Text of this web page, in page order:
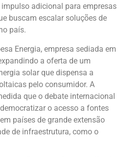
adicional para empresas
buscam escalar soluções de
país.
Energia, empresa sediada em
a oferta de um
solar que dispensa a
pelo consumidor. A
que o debate internacional
o acesso a fontes
países de grande extensão
de infraestrutura, como o